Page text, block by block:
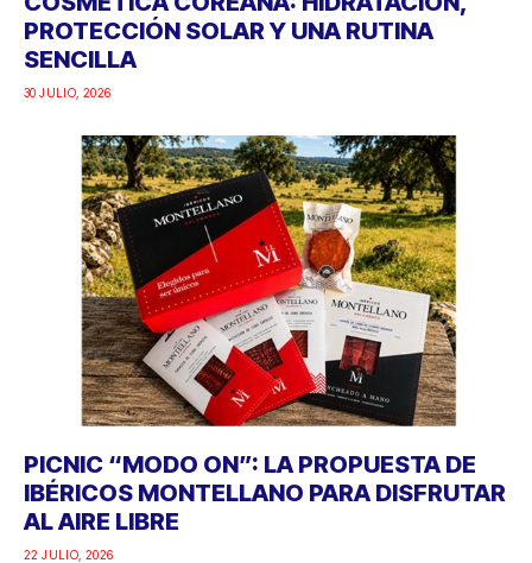
PROTECCIÓN SOLAR Y UNA RUTINA
SENCILLA
30 JULIO, 2026
PICNIC “MODO ON”: LA PROPUESTA DE
IBÉRICOS MONTELLANO PARA DISFRUTAR
AL AIRE LIBRE
22 JULIO, 2026